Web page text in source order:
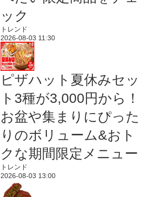
ック
トレンド
2026-08-03 11:30
ピザハット夏休みセッ
ト3種が3,000円から！
お盆や集まりにぴった
りのボリューム&おト
クな期間限定メニュー
トレンド
2026-08-03 13:00